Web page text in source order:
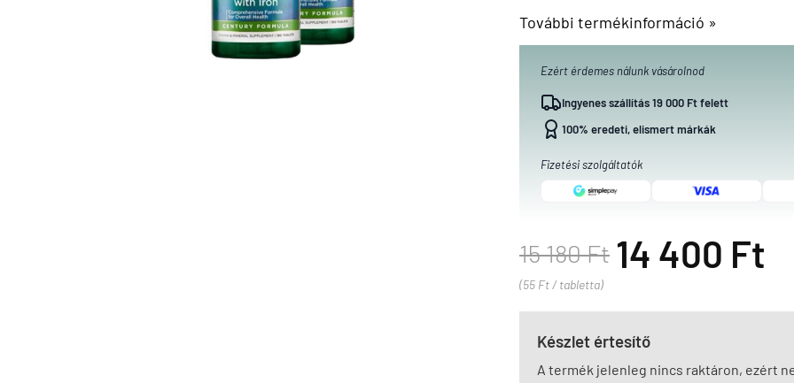
További termékinformáció »
Ezért érdemes nálunk vásárolnod
Ingyenes szállítás 19 000 Ft felett
100% eredeti, elismert márkák
Fizetési szolgáltatók
15 180 Ft 14 400 Ft
(55 Ft / tabletta)
Készlet értesítő
A termék jelenleg nincs raktáron, ezért